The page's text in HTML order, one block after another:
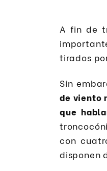
A fin de
tirados
Sin
de viento
que
con
disponen